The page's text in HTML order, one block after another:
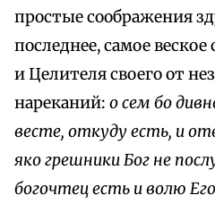
простые cooбражения
последнее, самое
и Целителя своего от
нареканий: о сем бо
весте, откуду есть, и
яко грешники Бог не
богочтец есть и волю